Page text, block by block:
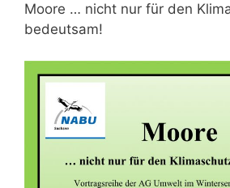
Moore … nicht nur für den
bedeutsam!